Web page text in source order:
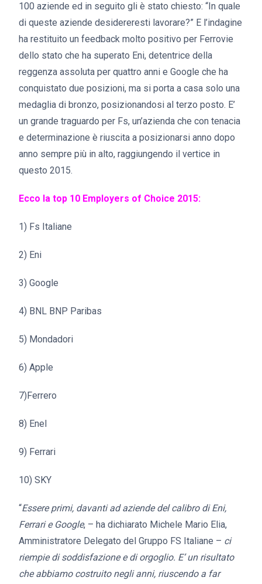
100 aziende ed in seguito gli è stato chiesto: “In quale
di queste aziende desidereresti lavorare?” E l’indagine
ha restituito un feedback molto positivo per Ferrovie
dello stato che ha superato Eni, detentrice della
reggenza assoluta per quattro anni e Google che ha
conquistato due posizioni, ma si porta a casa solo una
medaglia di bronzo, posizionandosi al terzo posto. E’
un grande traguardo per Fs, un’azienda che con tenacia
e determinazione è riuscita a posizionarsi anno dopo
anno sempre più in alto, raggiungendo il vertice in
questo 2015.
Ecco la top 10 Employers of Choice 2015:
1) Fs Italiane
2) Eni
3) Google
4) BNL BNP Paribas
5) Mondadori
6) Apple
7)Ferrero
8) Enel
9) Ferrari
10) SKY
“Essere primi, davanti ad aziende del calibro di Eni,
Ferrari e Google, – ha dichiarato Michele Mario Elia,
Amministratore Delegato del Gruppo FS Italiane – ci
riempie di soddisfazione e di orgoglio. E’ un risultato
che abbiamo costruito negli anni, riuscendo a far